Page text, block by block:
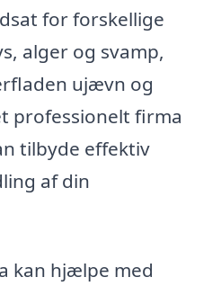
for forskellige
alger og svamp,
ujævn og
professionelt firma
tilbyde effektiv
af din
kan hjælpe med